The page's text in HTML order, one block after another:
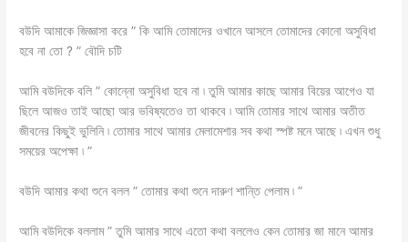
বউদি আমাকে জিজ্ঞাসা করে ” কি আমি তোমাদের ওখানে আসলে তোমাদের কোনো অসুবিধা
হবে না তো ? ” বৌদি চটি
আমি বউদিকে বলি ” কোন্নো অসুবিধা হবে না ৷ তুমি আমার কাছে আমার বিয়ের আগেও যা
ছিলে আজও তাই আছো আর ভবিষ্যতেও তা থাকবে ৷ আমি তোমার সাথে আমার অতীত
জীবনের কিছুই ভুলিনি ৷ তোমার সাথে আমার মেলামেশার সব কথা স্পষ্ট মনে আছে ৷ এখন শুধু
সময়ের অপেক্ষা ৷ ”
বউদি আমার কথা শুনে বলল ” তোমার কথা শুনে দারুণ শান্তি পেলাম ৷ ”
আমি বউদিকে বললাম ” তুমি আমার সাথে এতো কথা বললেও কেন তোমার জা মানে আমার